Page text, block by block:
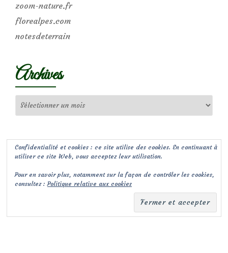
zoom-nature.fr
florealpes.com
notesdeterrain
Archives
Confidentialité et cookies : ce site utilise des cookies. En continuant à
utiliser ce site Web, vous acceptez leur utilisation.
Pour en savoir plus, notamment sur la façon de contrôler les cookies,
consultez :Politique relative aux cookies